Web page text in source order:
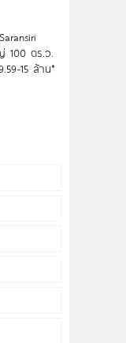
100 ตร.ว.
15 ล้าน*